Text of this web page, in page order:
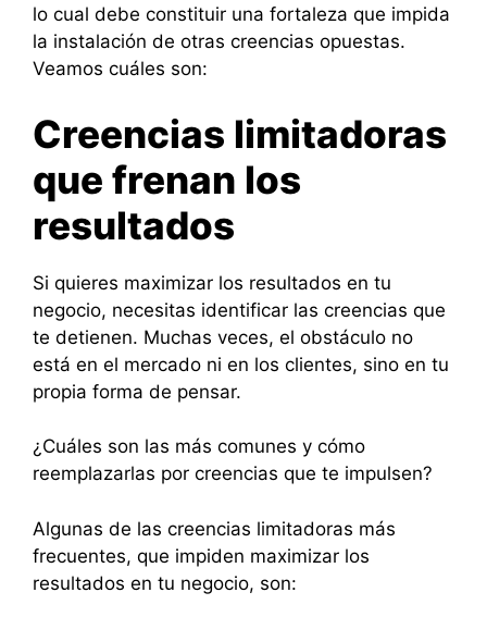
lo cual debe constituir una fortaleza que impida
la instalación de otras creencias opuestas.
Veamos cuáles son:
Creencias limitadoras
que frenan los
resultados
Si quieres maximizar los resultados en tu
negocio, necesitas identificar las creencias que
te detienen. Muchas veces, el obstáculo no
está en el mercado ni en los clientes, sino en tu
propia forma de pensar.
¿Cuáles son las más comunes y cómo
reemplazarlas por creencias que te impulsen?
Algunas de las creencias limitadoras más
frecuentes, que impiden maximizar los
resultados en tu negocio, son: